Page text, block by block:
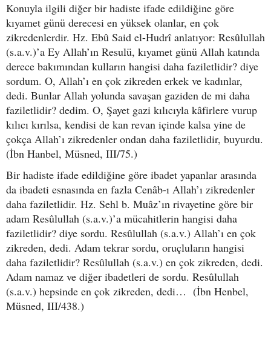
Konuyla ilgili diğer bir hadiste ifade edildiğine göre
kıyamet günü derecesi en yüksek olanlar, en çok
zikredenlerdir. Hz. Ebû Said el-Hudrî anlatıyor: Resûlullah
(s.a.v.)’a Ey Allah’ın Resulü, kıyamet günü Allah katında
derece bakımından kulların hangisi daha faziletlidir? diye
sordum. O, Allah’ı en çok zikreden erkek ve kadınlar,
dedi. Bunlar Allah yolunda savaşan gaziden de mi daha
faziletlidir? dedim. O, Şayet gazi kılıcıyla kâfirlere vurup
kılıcı kırılsa, kendisi de kan revan içinde kalsa yine de
çokça Allah’ı zikredenler ondan daha faziletlidir, buyurdu.
(İbn Hanbel, Müsned, III/75.)
Bir hadiste ifade edildiğine göre ibadet yapanlar arasında
da ibadeti esnasında en fazla Cenâb-ı Allah’ı zikredenler
daha faziletlidir. Hz. Sehl b. Muâz’ın rivayetine göre bir
adam Resûlullah (s.a.v.)’a mücahitlerin hangisi daha
faziletlidir? diye sordu. Resûlullah (s.a.v.) Allah’ı en çok
zikreden, dedi. Adam tekrar sordu, oruçluların hangisi
daha faziletlidir? Resûlullah (s.a.v.) en çok zikreden, dedi.
Adam namaz ve diğer ibadetleri de sordu. Resûlullah
(s.a.v.) hepsinde en çok zikreden, dedi… (İbn Henbel,
Müsned, III/438.)